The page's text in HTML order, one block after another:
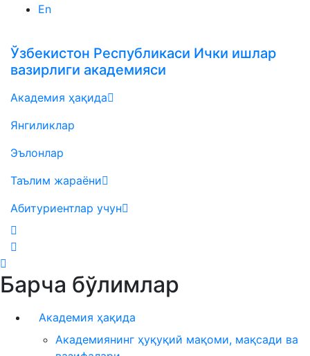
En
Ўзбекистон Республикаси Ички ишлар
вазирлиги академияси
Академия ҳақида
Янгиликлар
Эълонлар
Таълим жараёни
Абитуриентлар учун
Барча бўлимлар
Академия ҳақида
Академиянинг ҳуқуқий мақоми, мақсади ва